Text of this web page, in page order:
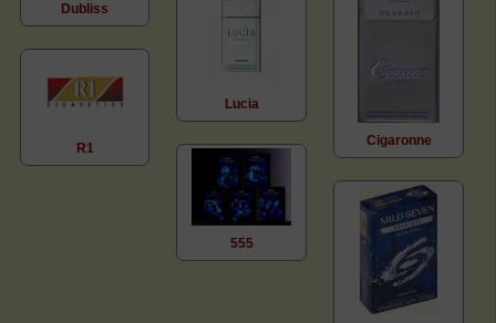
Dubliss
R1
Lucia
555
Cigaronne